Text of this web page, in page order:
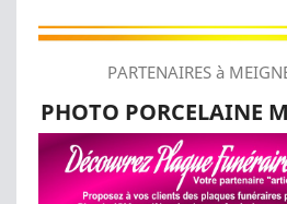
PARTENAIRES à
PHOTO PORCELAINE